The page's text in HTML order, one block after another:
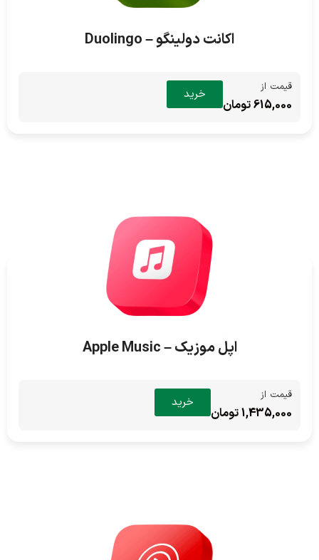
اکانت دولینگو – Duolingo
قیمت از
615,000 تومان
خرید
اپل موزیک – Apple Music
قیمت از
1,435,000 تومان
خرید